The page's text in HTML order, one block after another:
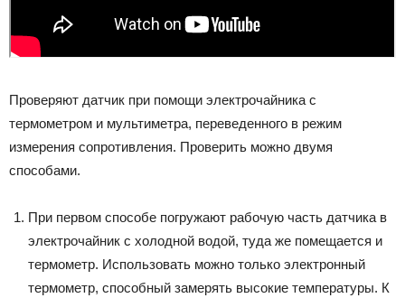
Проверяют датчик при помощи электрочайника с
термометром и мультиметра, переведенного в режим
измерения сопротивления. Проверить можно двумя
способами.
При первом способе погружают рабочую часть датчика в
электрочайник с холодной водой, туда же помещается и
термометр. Использовать можно только электронный
термометр, способный замерять высокие температуры. К